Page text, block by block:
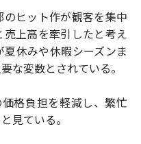
ヒット作が観客を集中
上高を牽引したと考え
休みや休暇シーズンま
な変数とされている。
格負担を軽減し、繁忙
見ている。